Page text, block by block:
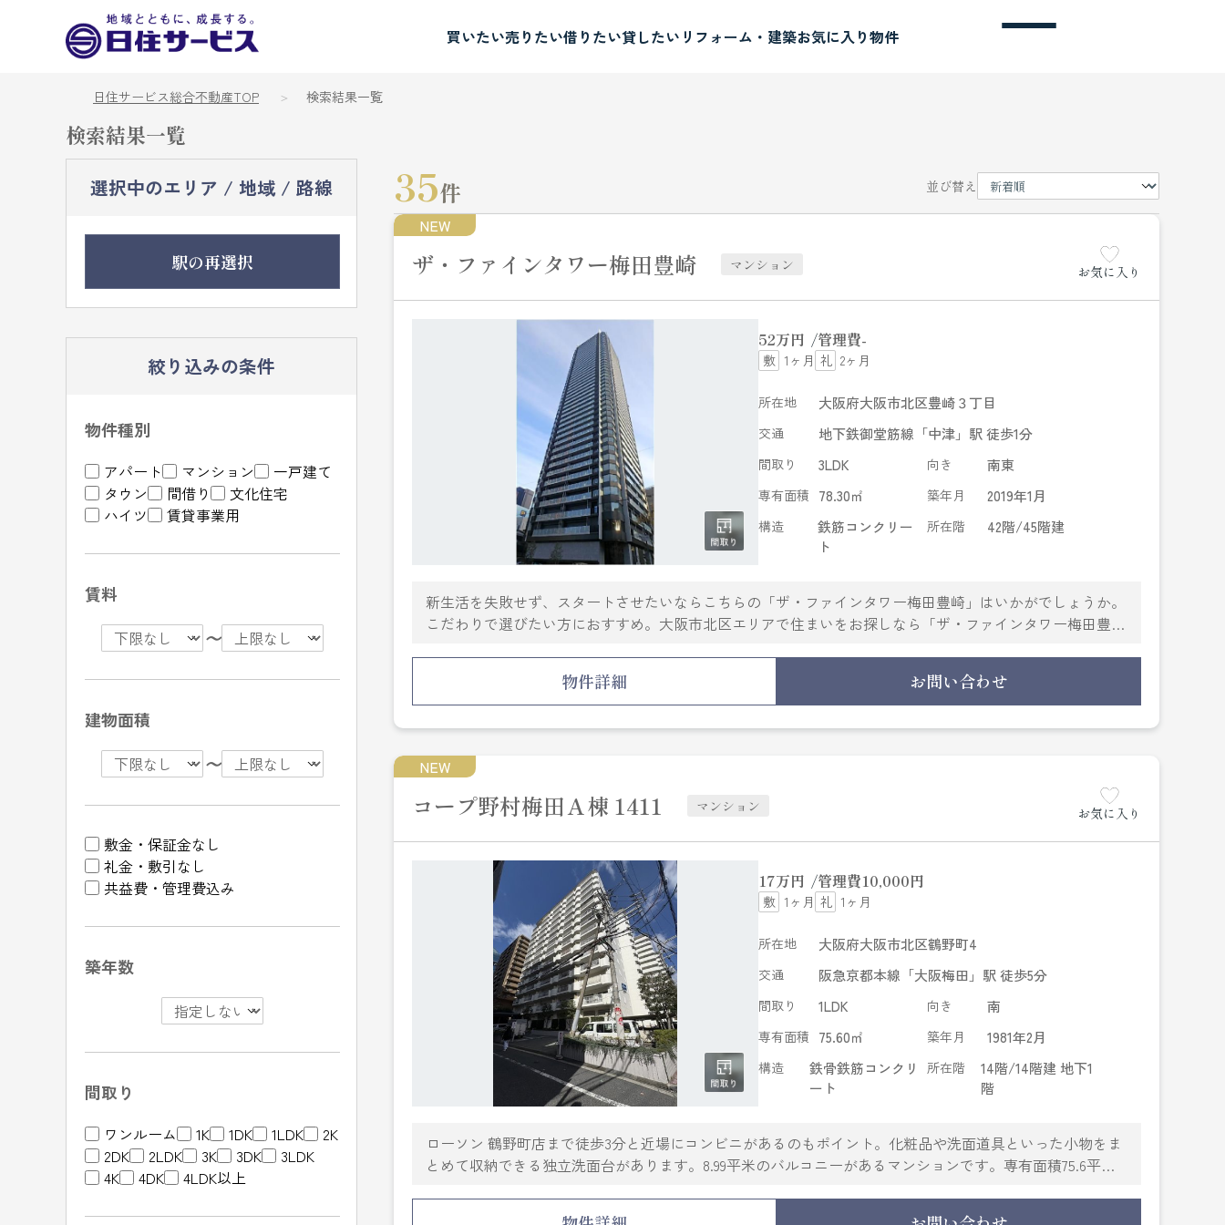
買いたい売りたい借りたい貸したい リフォーム・建築お気に入り物件
日住サービス総合不動産TOP 検索結果一覧
検索結果一覧
35件 並び替え
NEW
ザ・ファインタワー梅田豊崎 マンション お気に入り
52万円 管理費-
1ヶ月 2ヶ月
所在地 大阪府大阪市北区豊崎３丁目
交通 地下鉄御堂筋線「中津」駅 徒歩1分
間取り 3LDK 向き 南東
専有面積 78.30㎡ 築年月 2019年1月
構造
鉄筋コンクリー
ト
所在階 42階/45階建
新生活を失敗せず、スタートさせたいならこちらの「ザ・ファインタワー梅田豊崎」はいかがでしょうか。
こだわりで選びたい方におすすめ。大阪市北区エリアで住まいをお探しなら「ザ・ファインタワー梅田豊
ロック・TVインターホンなどを設置しているので安全面でも優れております。大阪市北区や地下鉄御堂筋
線中津付近での新生活をご検討するなら、当社でお部屋探しをしてください。まずはお問い合わせからお待
ちしております。
物件詳細 お問い合わせ
NEW
コープ野村梅田Ａ棟 1411 マンション お気に入り
17万円 管理費10,000円
1ヶ月 1ヶ月
所在地 大阪府大阪市北区鶴野町4
交通 阪急京都本線「大阪梅田」駅 徒歩5分
間取り 1LDK 向き 南
専有面積 75.60㎡ 築年月 1981年2月
構造
鉄骨鉄筋コンクリ
ート
所在階
14階/14階建 地下1
階
ローソン 鶴野町店まで徒歩3分と近場にコンビニがあるのもポイント。化粧品や洗面道具といった小物をま
とめて収納できる独立洗面台があります。8.99平米のバルコニーがあるマンションです。専有面積75.6平米
選択中のエリア / 地域 / 路線
駅の再選択
絞り込みの条件
物件種別
アパート マンション
一戸建て
タウン
間借り
文化住宅
ハイツ
賃貸事業用
賃料
〜
建物面積
〜
敷金・保証金なし
礼金・敷引なし
共益費・管理費込み
築年数
間取り
ワンルーム 1K 1DK 1LDK
2K
2DK
2LDK 3K 3DK
3LDK
4K
4DK 4LDK以上